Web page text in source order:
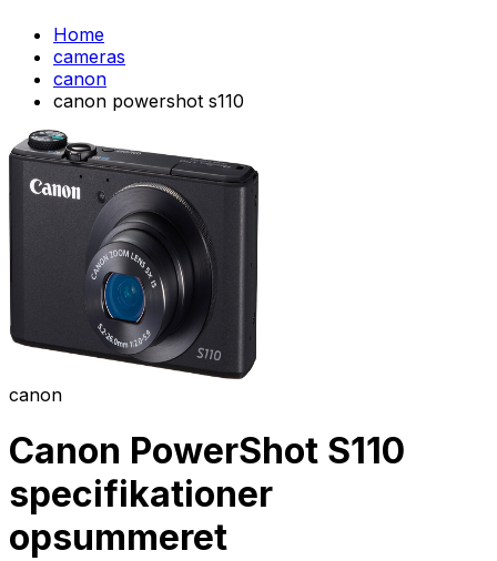
Home
cameras
canon
canon powershot s110
canon
Canon PowerShot S110
specifikationer
opsummeret